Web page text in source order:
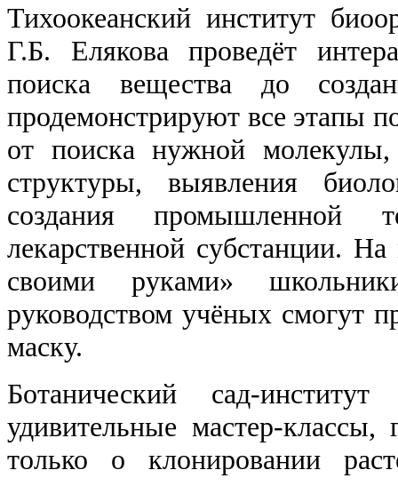
Тихоокеанский институт
Г.Б. Елякова проведёт
поиска вещества до
продемонстрируют все этапы
от поиска нужной
структуры, выявления
создания промышленной
лекарственной субстанции.
своими руками»
руководством учёных смогут
маску.
Ботанический сад-
удивительные мастер-
только о клонировании